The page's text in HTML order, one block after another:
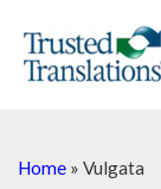
Home » Vulgata